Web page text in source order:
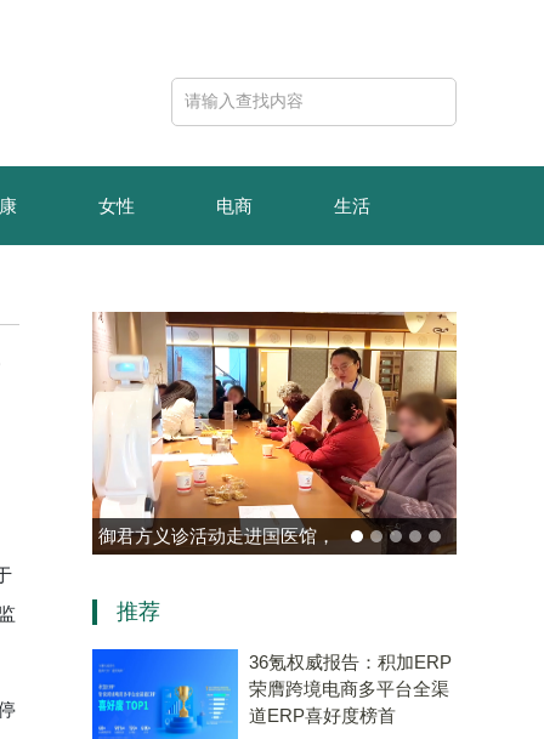
女性 电商 生活
玻色量子完成10亿元B轮融
算机赛道唯一代表！
推荐
36氪权威报告：积加ERP
荣膺跨境电商多平台全渠
道ERP喜好度榜首